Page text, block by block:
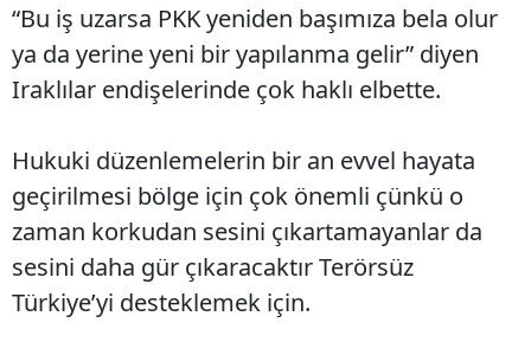
“Bu iş uzarsa PKK yeniden başımıza bela olur
ya da yerine yeni bir yapılanma gelir” diyen
Iraklılar endişelerinde çok haklı elbette.
Hukuki düzenlemelerin bir an evvel hayata
geçirilmesi bölge için çok önemli çünkü o
zaman korkudan sesini çıkartamayanlar da
sesini daha gür çıkaracaktır Terörsüz
Türkiye’yi desteklemek için.